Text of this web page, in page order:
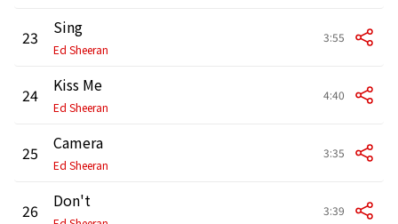
23 Sing
Ed Sheeran
3:55
24 Kiss Me
Ed Sheeran
4:40
25 Camera
Ed Sheeran
3:35
26 Don't 3:39